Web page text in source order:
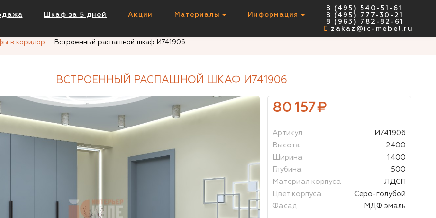
Шкаф за 5 дней Акции Материалы Информация
8 (495) 540-51-61
8 (495) 777-30-21
8 (963) 782-82-61
zakaz@ic-mebel.ru
в коридор Встроенный распашной шкаф И741906
ВСТРОЕННЫЙ РАСПАШНОЙ ШКАФ И741906
80 157₽
Артикул
И741906
Высота
2400
Ширина
1400
Глубина
500
Материал корпуса
ЛДСП
Цвет корпуса
Серо-голубой
Фасад
МДФ эмаль
И741906